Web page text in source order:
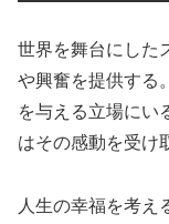
世界を舞台にした
や興奮を提供する
を与える立場にい
はその感動を受け
人生の幸福を考え